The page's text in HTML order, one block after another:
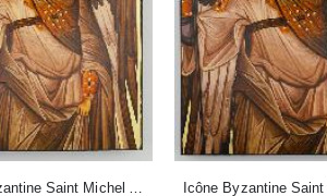
Chapelet de Lourdes en Bois
€5.00